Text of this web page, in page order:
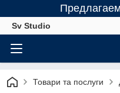
Sv Studio
Товари та послуги